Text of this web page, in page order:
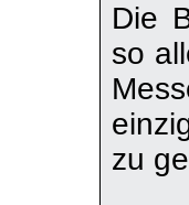
Die
so
zu